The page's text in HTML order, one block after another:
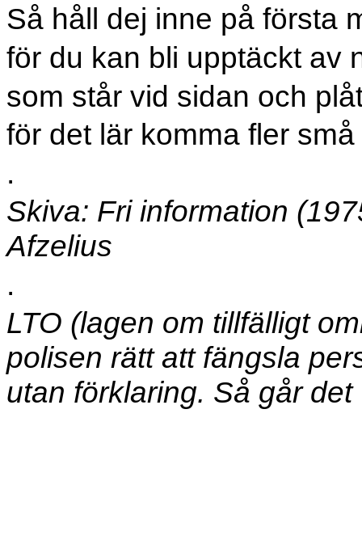
Så håll dej inne på första
för du kan bli upptäckt av
som står vid sidan och
för det lär komma fler
.
Skiva: Fri information
Afzelius
.
LTO (lagen om tillfälligt
polisen rätt att fängsla
utan förklaring. Så går